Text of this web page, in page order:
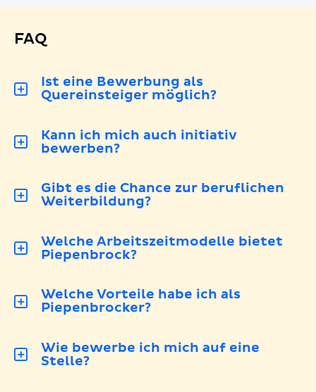
FAQ
Ist eine Bewerbung als
Quereinsteiger möglich?
Kann ich mich auch initiativ
bewerben?
Gibt es die Chance zur beruflichen
Weiterbildung?
Welche Arbeitszeitmodelle bietet
Piepenbrock?
Welche Vorteile habe ich als
Piepenbrocker?
Wie bewerbe ich mich auf eine
Stelle?